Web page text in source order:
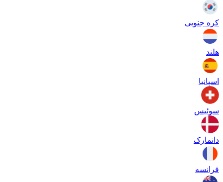
کره جنوبی
هلند
اسپانیا
سوئیس
دانمارک
فرانسه